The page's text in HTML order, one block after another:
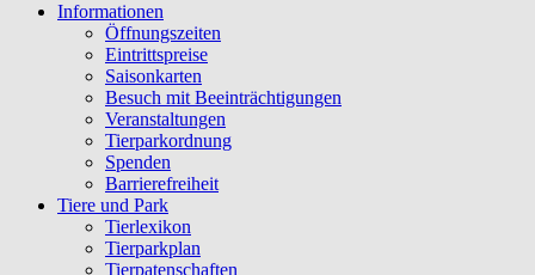
Informationen
Öffnungszeiten
Eintrittspreise
Saisonkarten
Besuch mit Beeinträchtigungen
Veranstaltungen
Tierparkordnung
Spenden
Barrierefreiheit
Tiere und Park
Tierlexikon
Tierparkplan
Tierpatenschaften